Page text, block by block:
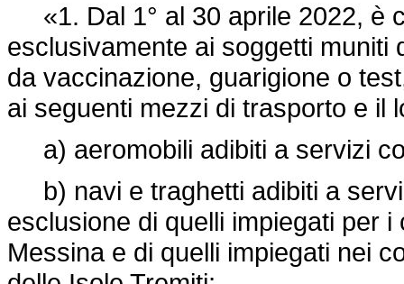
«1. Dal 1° al 30 aprile 2022, è
esclusivamente ai soggetti muniti
da vaccinazione, guarigione o
ai seguenti mezzi di trasporto e il
a) aeromobili adibiti a servizi
b) navi e traghetti adibiti a
esclusione di quelli impiegati per
Messina e di quelli impiegati nei